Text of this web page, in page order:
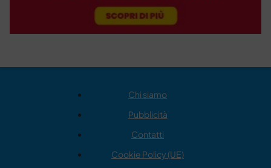
Chi siamo
Pubblicità
Contatti
Cookie Policy (UE)